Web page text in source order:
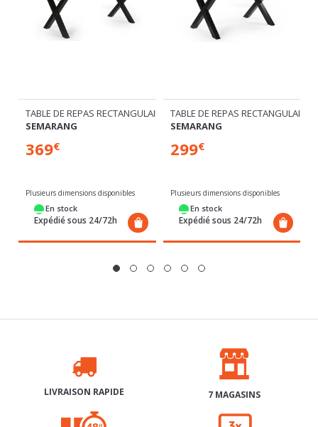
SEMARANG
369€
En stock
Expédié sous 24/72h
SEMARANG
299€
En stock
Expédié sous 24/72h
LIVRAISON RAPIDE 7 MAGASINS